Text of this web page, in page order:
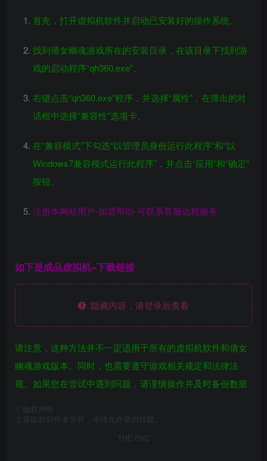
首先，打开虚拟机软件并启动已安装好的操作系统。
找到倩女幽魂游戏所在的安装目录，在该目录下找到游
戏的启动程序“qh360.exe”。
右键点击“qh360.exe”程序，并选择“属性”，在弹出的对
话框中选择“兼容性”选项卡。
在“兼容模式”下勾选“以管理员身份运行此程序”和“以
Windows7兼容模式运行此程序”，并点击“应用”和“确定”
按钮。
注册本网站用户-如需帮助-可联系客服远程服务
如下是成品虚拟机–下载链接
隐藏内容，请登录后查看
请注意，这种方法并不一定适用于所有的虚拟机软件和倩女
幽魂游戏版本。同时，也需要遵守游戏相关规定和法律法
规。如果您在尝试中遇到问题，请谨慎操作并及时备份数据
版权声明
文章版权归作者所有，未经允许请勿转载。
THE END